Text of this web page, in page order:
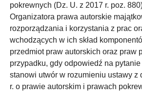
pokrewnych (Dz. U. z 2017 r. poz.
Organizatora prawa autorskie
rozporządzania i korzystania z prac
wchodzących w ich skład
przedmiot praw autorskich oraz praw
przypadku, gdy odpowiedź na
stanowi utwór w rozumieniu ustawy z
r. o prawie autorskim i prawach